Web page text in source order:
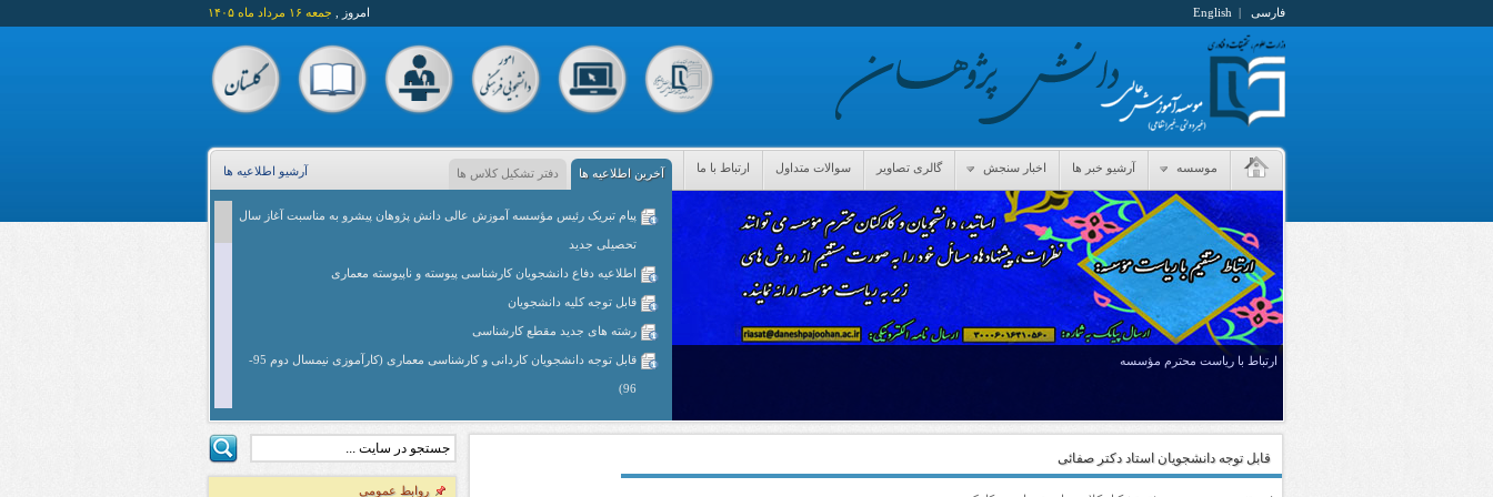
امروز , جمعه ۱۶ مرداد ماه ۱۴۰۵ فارسی |
English
موسسه آرشیو خبر ها اخبار سنجش گالری تصاویر سوالات متداول ارتباط با ما آخرین اطلاعیه ها دفتر تشکیل کلاس ها آرشیو اطلاعیه ها
ارتباط با ریاست محترم مؤسسه
پیام تبریک رئیس مؤسسه آموزش عالی دانش پژوهان پیشرو به مناسبت آغاز سال
تحصیلی جدید
اطلاعیه دفاع دانشجویان کارشناسی پیوسته و ناپیوسته معماری
قابل توجه کلیه دانشجویان
رشته های جدید مقطع کارشناسی
قابل توجه دانشجویان کاردانی و کارشناسی معماری (کارآموزی نیمسال دوم 95-
96)
قابل توجه دانشجویان کارشناسی معماری (پیوسته - ناپیوسته)
زمان تحویل پروژه های عملی و برگزاری ژوژمان نیمسال دوم 95-96 دانشجویان
قابل توجه دانشجویان استاد دکتر صفائی
روابط عمومی